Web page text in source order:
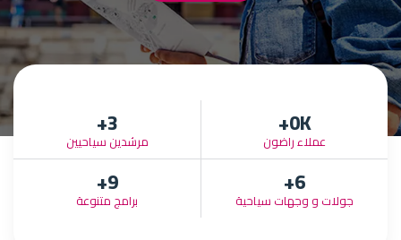
0K+
عملاء راضون 3
+
مرشدين سياحيين
6
+
جولات و وجهات سياحية 9
+
برامج متنوعة